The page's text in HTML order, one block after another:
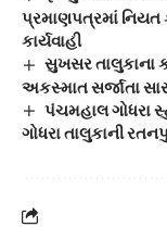
પ્રમાણપત્રમાં નિયત
કાર્યવાહી
સુખસર તાલુકાના
અકસ્માત સર્જાતા
પંચમહાલ ગોધરા
ગોધરા તાલુકાની